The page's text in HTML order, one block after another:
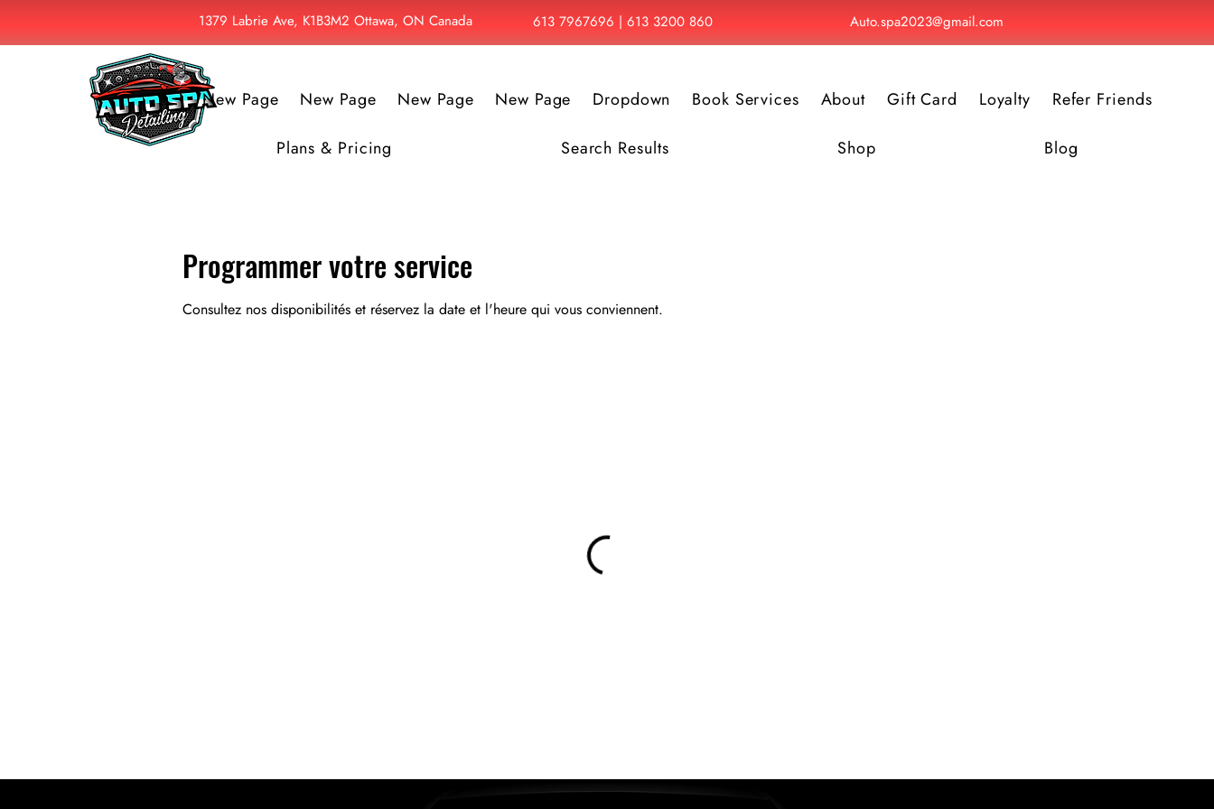
1379 Labrie Ave, K1B3M2 Ottawa, ON Canada 613 7967696 | 613 3200 860 Auto.spa2023@gmail.com
New Page New Page New Page New Page Dropdown Book Services About Gift Card Loyalty Refer Friends
Plans & Pricing Search Results Shop Blog
Programmer votre service
Consultez nos disponibilités et réservez la date et l'heure qui vous conviennent.